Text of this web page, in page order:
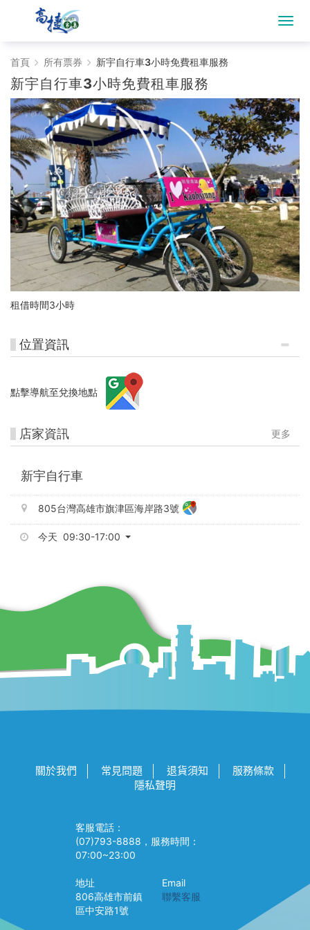
Gojet
krtco
高
雄
好
玩
卡-
高
捷
市
集
首頁 所有票券 新宇自行車3小時免費租車服務
新宇自行車3小時免費租車服務
租借時間3小時
位置資訊
點擊導航至兌換地點
店家資訊 更多
新宇自行車
805台灣高雄市旗津區海岸路3號
今天 09:30-17:00
關於我們 常見問題 退貨須知
服務條款
隱私聲明
客服電話：
(07)793-8888，服務時間：
07:00~23:00
地址
806高雄市前鎮
區中安路1號
Email
聯繫客服